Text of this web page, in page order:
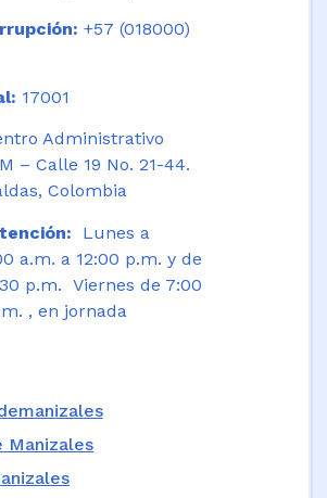
+57 (018000)
17001
Administrativo
– Calle 19 No. 21-44.
Colombia
Lunes a
a.m. a 12:00 p.m. y de
p.m. Viernes de 7:00
, en jornada
Manizales